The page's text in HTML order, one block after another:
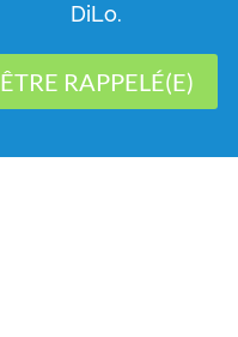
DiLo.
ÊTRE RAPPELÉ(E)